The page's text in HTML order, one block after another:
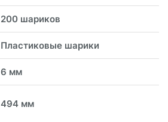
200 шариков
Пластиковые шарики
6 мм
494 мм